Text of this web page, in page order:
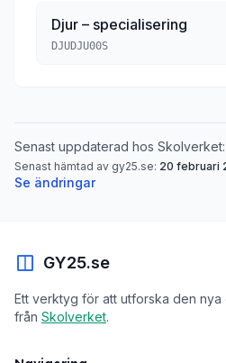
Djur – specialisering
DJUDJU00S
Senast uppdaterad hos Skolverket:
Senast hämtad av gy25.se: 20 februari
Se ändringar
GY25.se
Ett verktyg för att utforska den nya
från Skolverket.